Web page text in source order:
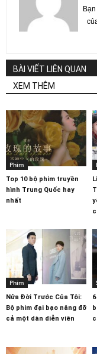
BÀI VIẾT LIÊN QUAN
XEM THÊM
Phim
Top 10 bộ phim truyền
hình Trung Quốc hay
nhất
Phim
Nửa Đời Trước Của Tôi:
Bộ phim đại bạo nâng đỡ
cả một dàn diễn viên